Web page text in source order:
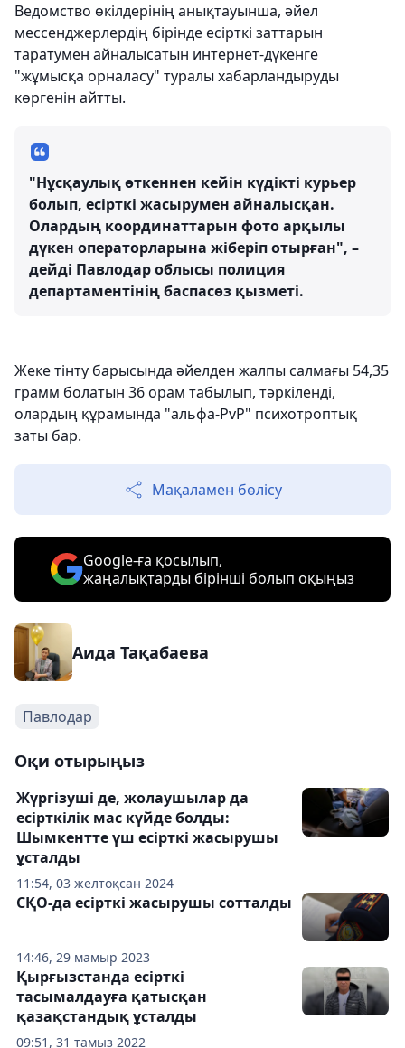
Ведомство өкілдерінің анықтауынша, әйел
мессенджерлердің бірінде есірткі заттарын
таратумен айналысатын интернет-дүкенге
"жұмысқа орналасу" туралы хабарландыруды
көргенін айтты.
"Нұсқаулық өткеннен кейін күдікті курьер
болып, есірткі жасырумен айналысқан.
Олардың координаттарын фото арқылы
дүкен операторларына жіберіп отырған", –
дейді Павлодар облысы полиция
департаментінің баспасөз қызметі.
Жеке тінту барысында әйелден жалпы салмағы 54,35
грамм болатын 36 орам табылып, тәркіленді,
олардың құрамында "альфа-PvP" психотроптық
заты бар.
Мақаламен бөлісу
Google-ға қосылып,
жаңалықтарды бірінші болып оқыңыз
Аида Тақабаева
Павлодар
Оқи отырыңыз
11:54, 03 желтоқсан 2024
Жүргізуші де, жолаушылар да
есірткілік мас күйде болды:
Шымкентте үш есірткі жасырушы
ұсталды
14:46, 29 мамыр 2023
СҚО-да есірткі жасырушы сотталды
09:51, 31 тамыз 2022
Қырғызстанда есірткі
тасымалдауға қатысқан
қазақстандық ұсталды